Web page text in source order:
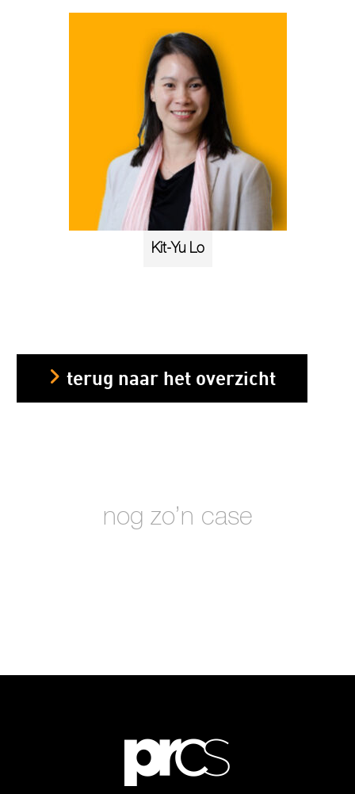
Kit-Yu Lo
terug naar het overzicht
nog zo’n case